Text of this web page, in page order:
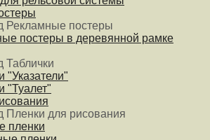
Рекламные постеры
постеры в деревянной рамке
Таблички
"Указатели"
"Туалет"
Пленки для рисования
пленки